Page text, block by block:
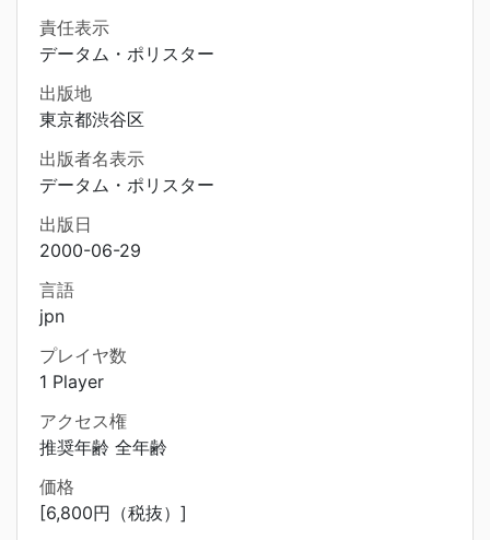
責任表示
データム・ポリスター
出版地
東京都渋谷区
出版者名表示
データム・ポリスター
出版日
2000-06-29
言語
jpn
プレイヤ数
1 Player
アクセス権
推奨年齢 全年齢
価格
[6,800円（税抜）]